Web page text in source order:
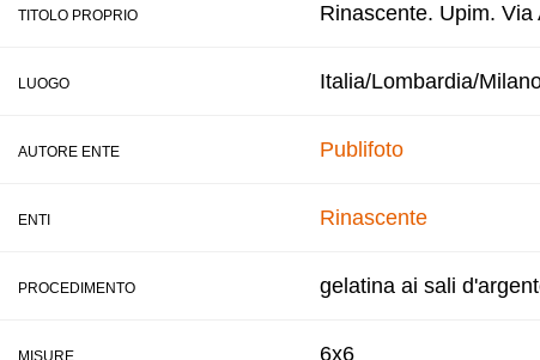
TITOLO PROPRIO Rinascente. Upim.
LUOGO Italia/Lombardia/
AUTORE ENTE Publifoto
ENTI Rinascente
PROCEDIMENTO gelatina ai sali
MISURE 6x6